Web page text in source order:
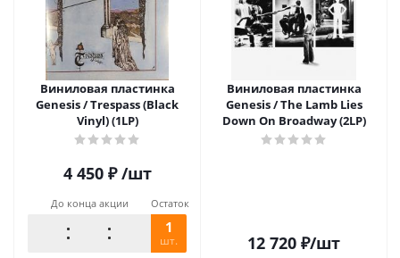
Виниловая пластинка
Genesis / Trespass (Black
Vinyl) (1LP)
4 450₽ /шт
До конца акции Остаток
1
шт.
Виниловая пластинка
Genesis / The Lamb Lies
Down On Broadway (2LP)
12 720 ₽/шт